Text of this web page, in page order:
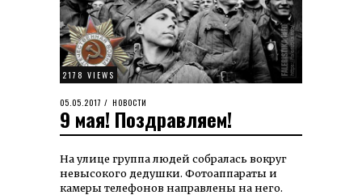
2178 VIEWS
POSTED
ON
05.05.2017 10.03.2022
НОВОСТИ
9 мая! Поздравляем!
На улице группа людей собралась вокруг
невысокого дедушки. Фотоаппараты и
камеры телефонов направлены на него.